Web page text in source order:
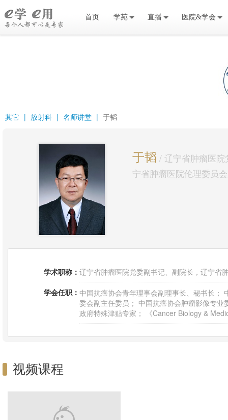
首页 学苑 直播 医院&学会
其它 | 放射科 | 名师讲堂 | 于韬
于韬 / 辽宁省肿瘤医
宁省肿瘤医院伦理委员
学术职称： 辽宁省肿瘤医院党委副书记、副院长，辽宁省
学会任职： 中国抗癌协会青年理事会副理事长、秘书长；
委会副主任委员； 中国抗癌协会肿瘤影像专
政府特殊津贴专家； 《Cancer Biology &
视频课程